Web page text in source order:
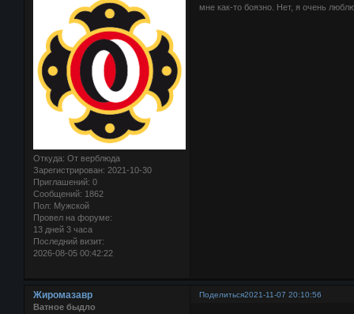
Откуда: От верблюда
Зарегистрирован: 2021-10-30
Приглашений: 0
Сообщений: 1862
Пол: Мужской
Провел на форуме:
13 дней 3 часа
Последний визит:
2026-08-05 00:42:22
мне как-то боязно. Нет, я очень
Поделиться2021-11-07 20:10:56
Жиромазавр
Ватное быдло